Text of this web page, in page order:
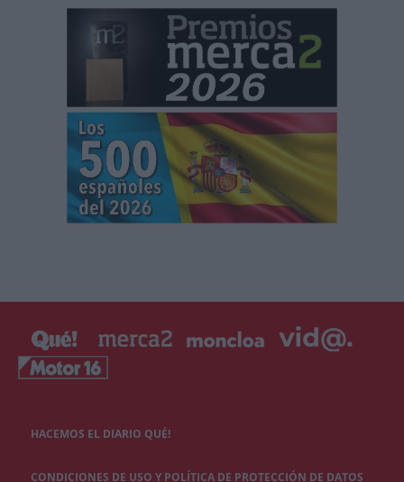
HACEMOS EL DIARIO QUÉ!
CONDICIONES DE USO Y POLÍTICA DE PROTECCIÓN DE DATOS